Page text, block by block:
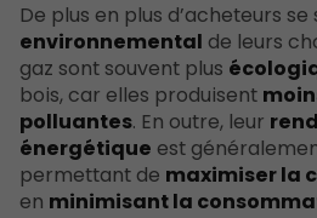
De plus en plus d’acheteurs se
environnemental de leurs
gaz sont souvent plus
bois, car elles produisent
polluantes. En outre, leur
énergétique est
permettant de maximiser la
en minimisant la